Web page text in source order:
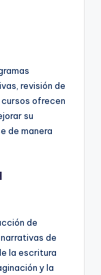
revisión de
ofrecen
su
de manera
de
de
la escritura
y la